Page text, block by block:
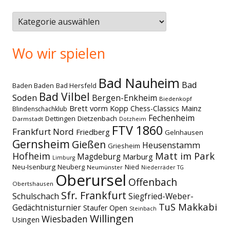
Themen
Wo wir spielen
Baden Baden Bad Hersfeld Bad Nauheim Bad
Soden Bad Vilbel Bergen-Enkheim Biedenkopf
Blindenschachklub Brett vorm Kopp Chess-Classics Mainz
Darmstadt Dettingen Dietzenbach Dotzheim Fechenheim
Frankfurt Nord Friedberg FTV 1860 Gelnhausen
Gernsheim Gießen Griesheim Heusenstamm
Hofheim Limburg Magdeburg Marburg Matt im Park
Neu-Isenburg Neuberg Neumünster Nied Niederräder TG
Obertshausen Oberursel Offenbach
Schulschach Sfr. Frankfurt Siegfried-Weber-
Gedächtnisturnier Staufer Open Steinbach TuS Makkabi
Usingen Wiesbaden Willingen